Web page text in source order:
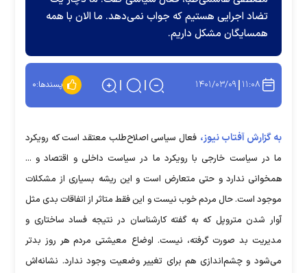
تضاد اجرایی هستیم که جواب نمی‌دهد. ما الان با همه
همسایگان مشکل داریم.
۱۱:۰۸ ۱۴۰۱/۰۳/۰۹ پسندها:۰
به گزارش آفتاب نیوز، فعال سیاسی اصلاح‌طلب معتقد است که رویکرد
ما در سیاست خارجی با رویکرد ما در سیاست داخلی و اقتصاد و ...
همخوانی ندارد و حتی متعارض است و این ریشه بسیاری از مشکلات
موجود است. حال مردم خوب نیست و این فقط متاثر از اتفاقات بدی مثل
آوار شدن متروپل که به گفته کارشناسان در نتیجه فساد ساختاری و
مدیریت بد صورت گرفته، نیست. اوضاع معیشتی مردم هر روز بدتر
می‌شود و چشم‌اندازی هم برای تغییر وضعیت وجود ندارد. نشانه‌اش